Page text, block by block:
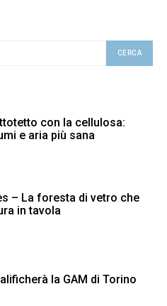
CERCA
con la cellulosa:
e aria più sana
– La foresta di vetro che
in tavola
la GAM di Torino